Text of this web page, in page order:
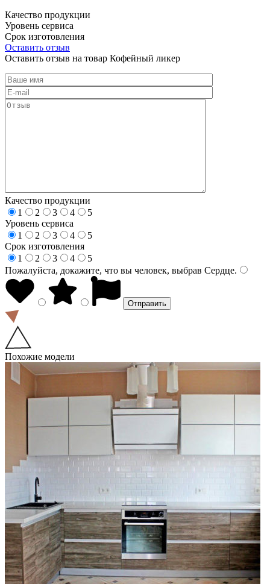
Качество продукции
Уровень сервиса
Срок изготовления
Оставить отзыв
Оставить отзыв на товар Кофейный ликер
Качество продукции
1
2 3 4
5
Уровень сервиса
1
2 3 4
5
Срок изготовления
1
2 3 4
5
Пожалуйста, докажите, что вы человек, выбрав Сердце.
Похожие модели